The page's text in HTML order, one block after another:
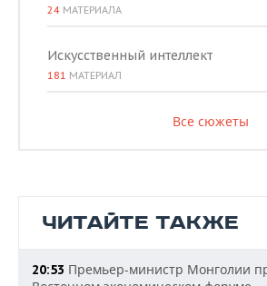
24 МАТЕРИАЛА
Искусственный интеллект
181 МАТЕРИАЛ
Все сюжеты
ЧИТАЙТЕ ТАКЖЕ
20:53 Премьер-министр Монголии